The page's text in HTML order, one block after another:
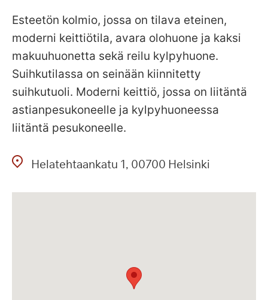
Esteetön kolmio, jossa on tilava eteinen,
moderni keittiötila, avara olohuone ja kaksi
makuuhuonetta sekä reilu kylpyhuone.
Suihkutilassa on seinään kiinnitetty
suihkutuoli. Moderni keittiö, jossa on liitäntä
astianpesukoneelle ja kylpyhuoneessa
liitäntä pesukoneelle.
Helatehtaankatu 1 00700 Helsinki